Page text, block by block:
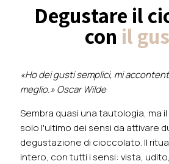
Degustare il
con il
«Ho dei gusti semplici, mi
meglio.» Oscar Wilde
Sembra quasi una tautologia, ma il
solo l'ultimo dei sensi da attivare
degustazione di cioccolato. Il
intero, con tutti i sensi: vista,